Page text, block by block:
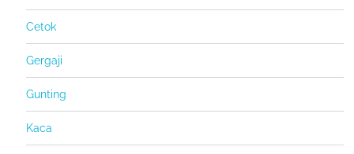
Cetok
Gergaji
Gunting
Kaca